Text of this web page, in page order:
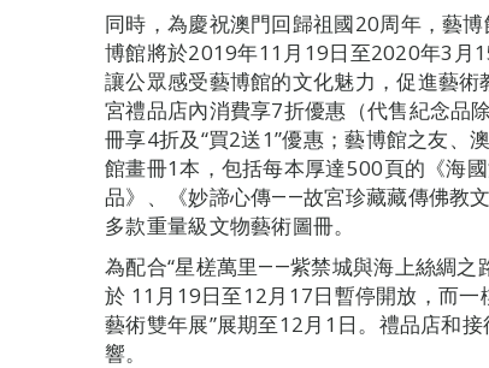
同時，為慶祝澳門回歸祖國20周年，藝
博館將於2019年11月19日至2020年3月
讓公眾感受藝博館的文化魅力，促進藝
宮禮品店內消費享7折優惠（代售紀念品
冊享4折及“買2送1”優惠；藝博館之友、
館畫冊1本，包括每本厚達500頁的《海
品》、《妙諦心傳――故宮珍藏藏傳佛教
多款重量級文物藝術圖冊。
為配合“星槎萬里――紫禁城與海上絲綢之
於 11月19日至12月17日暫停開放，而
藝術雙年展”展期至12月1日。禮品店和
響。